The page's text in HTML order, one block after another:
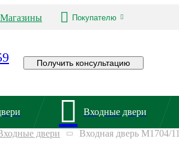
Магазины Покупателю
Получить консультацию
Входные двери
двери Входная дверь М1704/11